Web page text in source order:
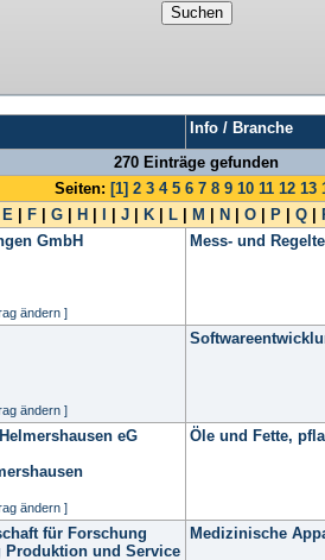
Info / Branche
270 Einträge gefunden
Seiten: [1] 2 3 4 5 6 7 8 9 10 11 12 13
E F G H J K L M N O P Q
GmbH
ändern ]
Mess- und
ändern ]
eG
ändern ]
Öle und Fette,
für Forschung
Produktion und Service
Medizinische